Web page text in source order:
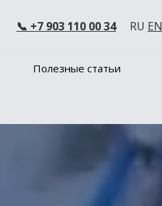
📞 +7 903 110 00 34 RU EN
Полезные статьи